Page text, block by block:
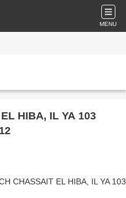
MENU
HIBA, IL YA 103